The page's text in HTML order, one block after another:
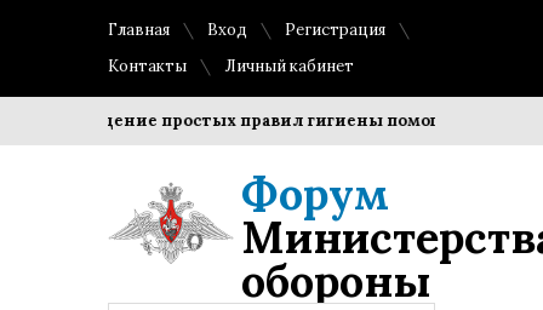
Главная Вход
Регистрация
Контакты
Личный кабинет
Соблюдение простых правил гигиены помогает
Форум
обороны